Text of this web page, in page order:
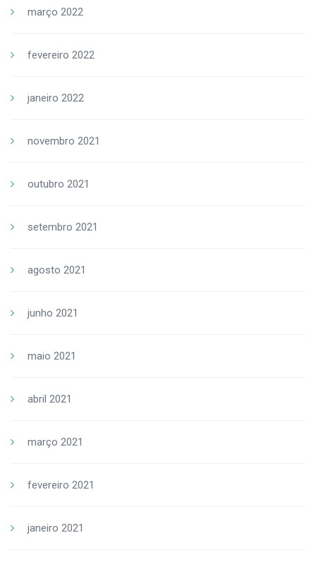
março 2022
fevereiro 2022
janeiro 2022
novembro 2021
outubro 2021
setembro 2021
agosto 2021
junho 2021
maio 2021
abril 2021
março 2021
fevereiro 2021
janeiro 2021